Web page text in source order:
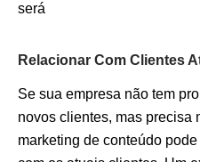
será
Relacionar Com Clientes
Se sua empresa não tem
novos clientes, mas precisa
marketing de conteúdo